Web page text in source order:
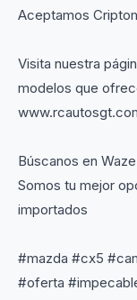
Aceptamos
Visita nuestra
modelos que
Búscanos en
Somos tu mejor
importados
#mazda #cx5
#oferta